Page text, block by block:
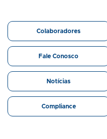
Colaboradores
Fale Conosco
Notícias
Compliance